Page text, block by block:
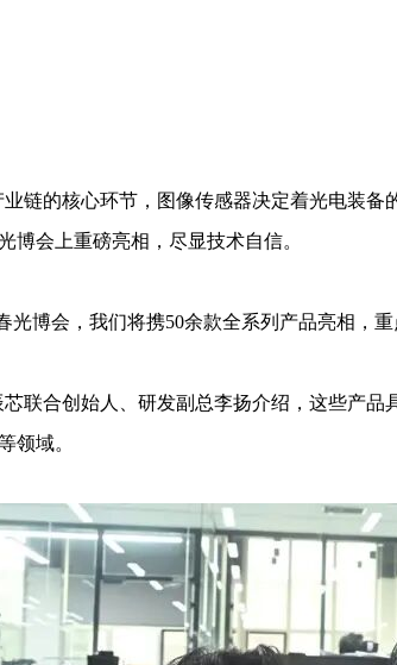
链的核心环节，图像传感器决定着光电装
博会上重磅亮相，尽显技术自信。
光博会，我们将携50余款全系列产品亮相，
芯联合创始人、研发副总李扬介绍，这些产
领域。